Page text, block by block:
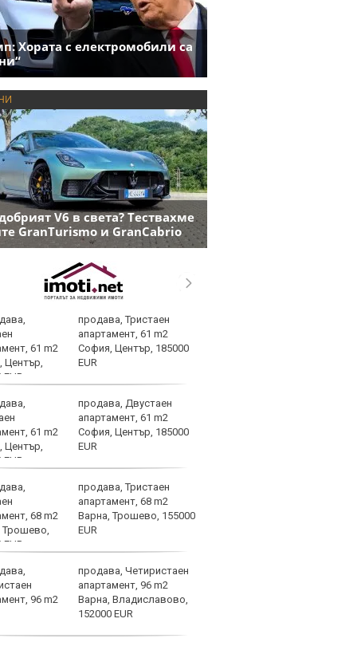
Хората с електромобили са
V6 в света? Тествахме
GranTurismo и GranCabrio
продава, Тристаен
апартамент, 61 m2
София, Център, 185000
EUR
продава, Двустаен
апартамент, 61 m2
София, Център, 185000
EUR
продава, Тристаен
апартамент, 68 m2
Варна, Трошево, 155000
EUR
продава, Четиристаен
апартамент, 96 m2
Варна, Владиславово,
152000 EUR